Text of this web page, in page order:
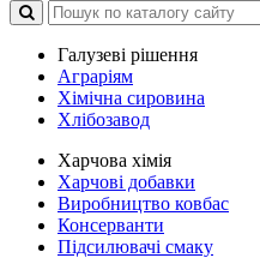
Галузеві рішення
Аграріям
Хімічна сировина
Хлібозавод
Харчова хімія
Харчові добавки
Виробництво ковбас
Консерванти
Підсилювачі смаку